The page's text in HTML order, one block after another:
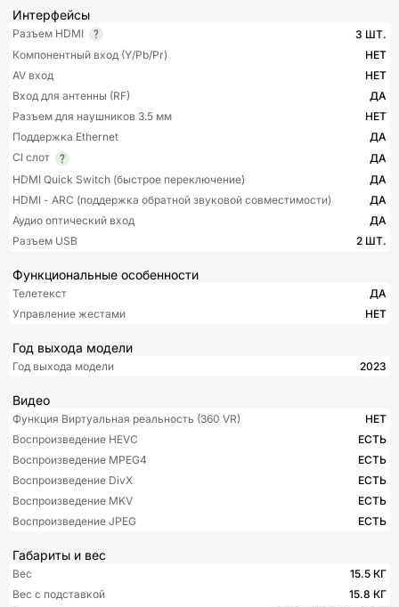
Интерфейсы
Разъем HDMI
3 ШТ.
Компонентный вход (Y/Pb/Pr)
НЕТ
AV вход
НЕТ
Вход для антенны (RF)
ДА
Разъем для наушников 3.5 мм
НЕТ
Поддержка Ethernet
ДА
CI слот
ДА
HDMI Quick Switch (быстрое переключение)
ДА
HDMI - ARC (поддержка обратной звуковой совместимости)
ДА
Аудио оптический вход
ДА
Разъем USB
2 ШТ.
Функциональные особенности
Телетекст
ДА
Управление жестами
НЕТ
Год выхода модели
Год выхода модели 2023
Видео
Функция Виртуальная реальность (360 VR)
НЕТ
Воспроизведение HEVC
ЕСТЬ
Воспроизведение MPEG4
ЕСТЬ
Воспроизведение DivX
ЕСТЬ
Воспроизведение MKV
ЕСТЬ
Воспроизведение JPEG
ЕСТЬ
Габариты и вес
Вес
15.5 КГ
Вес с подставкой
15.8 КГ